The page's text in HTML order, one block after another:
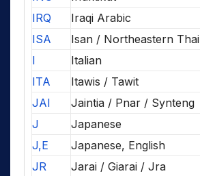
IRQ
Iraqi Arabic
ISA
Isan / Northeastern Thai
I
Italian
ITA
Itawis / Tawit
JAI
Jaintia / Pnar / Synteng
J
Japanese
J,E
Japanese, English
JR
Jarai / Giarai / Jra